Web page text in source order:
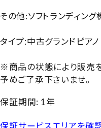
その他:ソフトランディング
タイプ:中古グランドピアノ
※商品の状態により販売
予めご了承下さいませ。
保証期間: 1年
保証サービスエリアを確